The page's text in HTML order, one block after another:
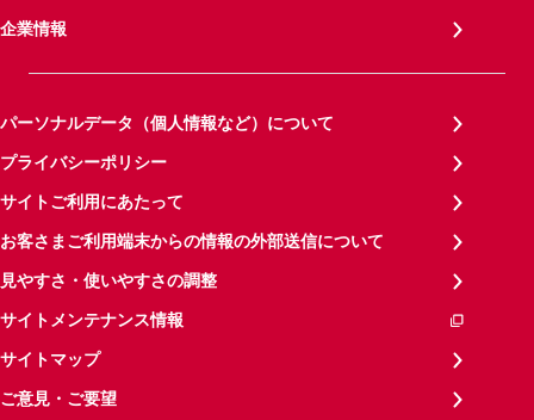
企業情報
パーソナルデータ（個人情報など）について
プライバシーポリシー
サイトご利用にあたって
お客さまご利用端末からの情報の外部送信について
見やすさ・使いやすさの調整
サイトメンテナンス情報
サイトマップ
ご意見・ご要望